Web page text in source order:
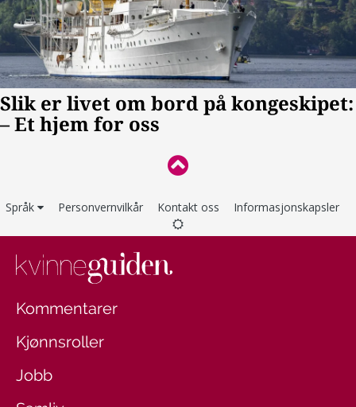
Språk Personvernvilkår Kontakt oss Informasjonskapsler
Kommentarer
Kjønnsroller
Jobb